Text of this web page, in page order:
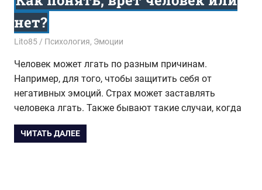
нет?
21.09.2017
Lito85 Психология, Эмоции
Человек может лгать по разным причинам.
Например, для того, чтобы защитить себя от
негативных эмоций. Страх может заставлять
человека лгать. Также бывают такие случаи, когда
ЧИТАТЬ ДАЛЕЕ